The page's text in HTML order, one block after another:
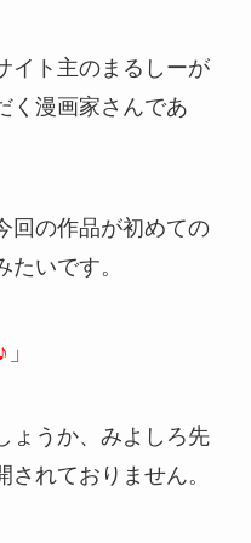
イト主のまるしーが
く漫画家さんであ
回の作品が初めての
いです。
ょうか、みよしろ先
れておりません。